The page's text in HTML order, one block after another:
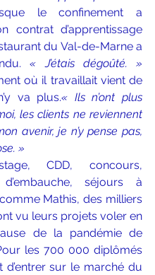
le confinement a
contrat d’apprentissage
du Val-de-Marne a
où il travaillait vient de
va plus.« Ils n’ont plus
les clients ne reviennent
avenir, je n’y pense pas,
»
CDD, concours,
d’embauche, séjours à
comme Mathis, des milliers
vu leurs projets voler en
de la pandémie de
les 700 000 diplômés
d’entrer sur le marché du